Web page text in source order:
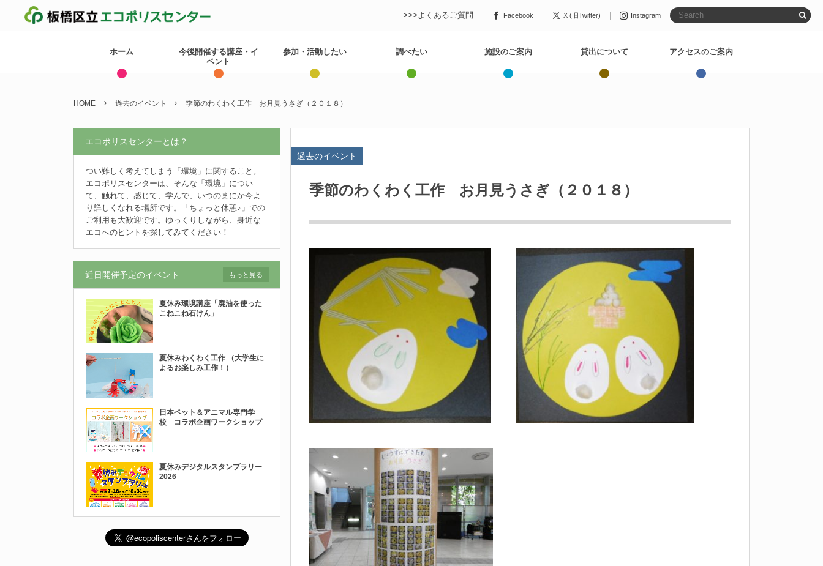
>>>よくあるご質問 Facebook X (旧Twitter) Instagram
ホーム
今後開催する講座・イ
ベント
参加・活動したい 調べたい 施設のご案内 貸出について アクセスのご案内
HOME 過去のイベント 季節のわくわく工作 お月見うさぎ（２０１８）
過去のイベント
季節のわくわく工作 お月見うさぎ（２０１８）
エコポリスセンターとは？
つい難しく考えてしまう「環境」に関すること。
エコポリスセンターは、そんな「環境」につい
て、触れて、感じて、学んで、いつのまにか今よ
り詳しくなれる場所です。「ちょっと休憩♪」での
ご利用も大歓迎です。ゆっくりしながら、身近な
エコへのヒントを探してみてください！
近日開催予定のイベント
夏休み環境講座「廃油を使った
こねこね石けん」
夏休みわくわく工作 （大学生に
よるお楽しみ工作！）
日本ペット＆アニマル専門学
校 コラボ企画ワークショップ
夏休みデジタルスタンプラリー
2026
もっと見る